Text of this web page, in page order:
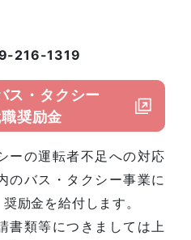
216-1319
ス・タクシー
奨励金
ーの運転者不足への対応
のバス・タクシー事業に
励金を給付します。
書類等につきましては上